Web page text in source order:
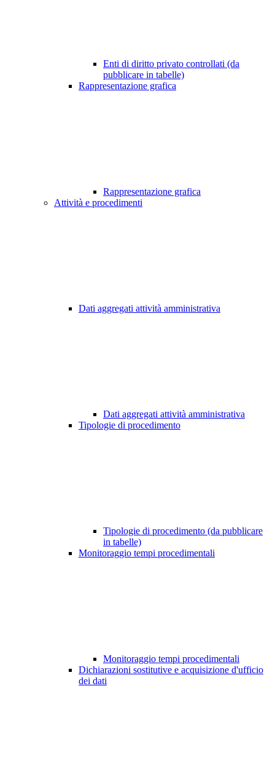
Enti di diritto privato controllati (da
pubblicare in tabelle)
Rappresentazione grafica
Rappresentazione grafica
Attività e procedimenti
Dati aggregati attività amministrativa
Dati aggregati attività amministrativa
Tipologie di procedimento
Tipologie di procedimento (da pubblicare
in tabelle)
Monitoraggio tempi procedimentali
Monitoraggio tempi procedimentali
Dichiarazioni sostitutive e acquisizione d'ufficio
dei dati